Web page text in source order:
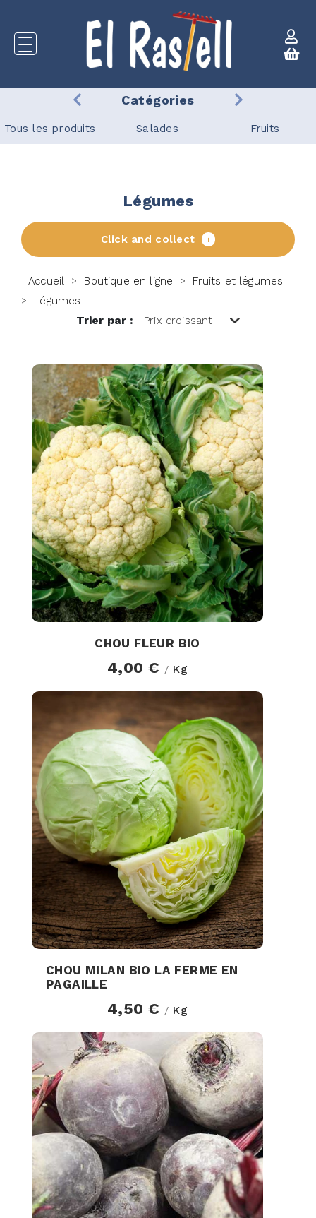
Catégories
Tous les produits Salades Fruits
Légumes
Click and collect i
Accueil > Boutique en ligne > Fruits et légumes
> Légumes
Trier par :
CHOU FLEUR BIO
4,00 € / Kg
CHOU MILAN BIO LA FERME EN
PAGAILLE
4,50 € / Kg